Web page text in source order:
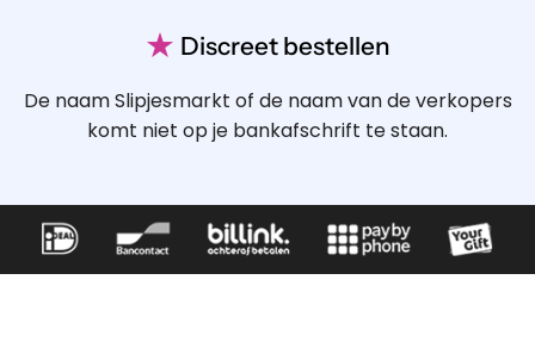
★ Discreet bestellen
De naam Slipjesmarkt of de naam van de verkopers
komt niet op je bankafschrift te staan.